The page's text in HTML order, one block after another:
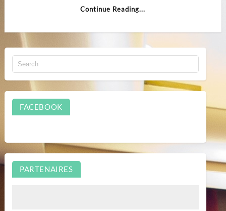
Continue Reading...
FACEBOOK
PARTENAIRES